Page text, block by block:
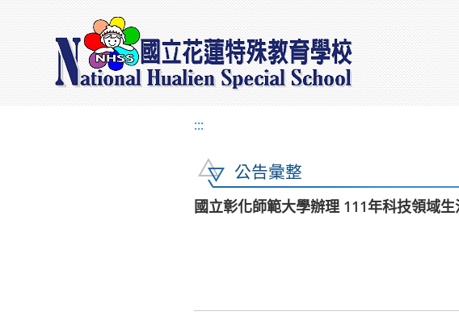
:::
公告彙整
國立彰化師範大學辦理 111年科技領域